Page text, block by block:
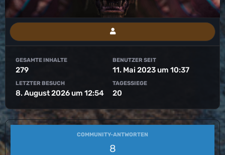
GESAMTE INHALTE
279
BENUTZER SEIT
11. Mai 2023 um 10:37
LETZTER BESUCH
8. August 2026 um 12:54
TAGESSIEGE
20
COMMUNITY-ANTWORTEN
8